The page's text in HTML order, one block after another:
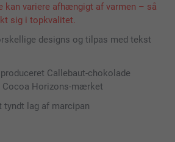
kan variere afhængigt af varmen – så
sig i topkvalitet.
designs og tilpas med tekst
Callebaut-chokolade
Cocoa Horizons-mærket
lag af marcipan